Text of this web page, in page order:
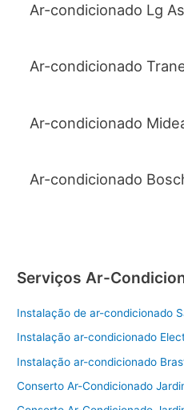
Ar-condicionado Lg
Ar-condicionado
Ar-condicionado
Ar-condicionado
Serviços Ar-
Instalação de ar-condicionado
Instalação ar-condicionado
Instalação ar-condicionado
Conserto Ar-Condicionado